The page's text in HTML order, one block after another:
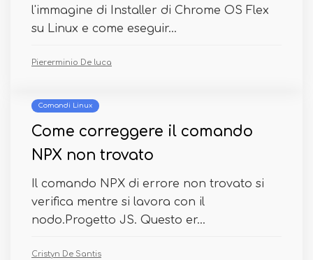
l'immagine di Installer di Chrome OS Flex
su Linux e come eseguir...
Piererminio De luca
Comandi Linux
Come correggere il comando
NPX non trovato
Il comando NPX di errore non trovato si
verifica mentre si lavora con il
nodo.Progetto JS. Questo er...
Cristyn De Santis